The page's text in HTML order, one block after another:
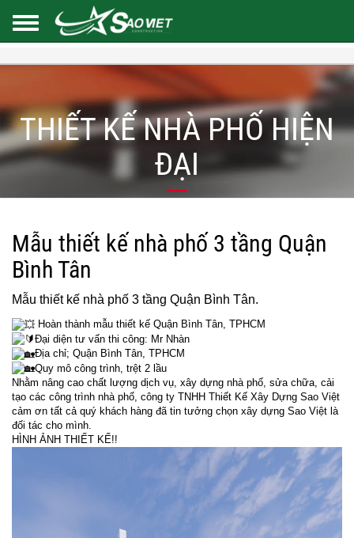
THIẾT KẾ NHÀ PHỐ HIỆN
ĐẠI
Mẫu thiết kế nhà phố 3 tầng Quận
Bình Tân
Mẫu thiết kế nhà phố 3 tầng Quận Bình Tân.
Hoàn thành mẫu thiết kế Quận Bình Tân, TPHCM
Đại diện tư vấn thi công: Mr Nhàn
Địa chỉ; Quận Bình Tân, TPHCM
Quy mô công trình, trệt 2 lầu
Nhằm nâng cao chất lượng dịch vụ, xây dựng nhà phố, sửa chữa, cải
tạo các công trình nhà phố, công ty TNHH Thiết Kế Xây Dựng Sao Việt
cảm ơn tất cả quý khách hàng đã tin tưởng chọn xây dựng Sao Việt là
đối tác cho mình.
HÌNH ẢNH THIẾT KẾ!!